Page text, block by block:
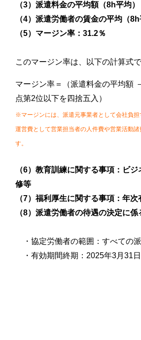
（3）派遣料金の平均額（8h平均
（4）派遣労働者の賃金の平均（
（5）マージン率：31.2％
このマージン率は、以下の計算式
マージン率＝（派遣料金の平均額
点第2位以下を四捨五入）
※マージンには、派遣元事業者として会社負
運営費として営業担当者の人件費や営業活動
す。
（6）教育訓練に関する事項：ビ
修等
（7）福利厚生に関する事項：年
（8）派遣労働者の待遇の決定に
・協定労働者の範囲：すべて
・有効期間終期：2025年3月31日